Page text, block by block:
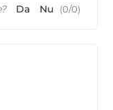
Da Nu (0/0)